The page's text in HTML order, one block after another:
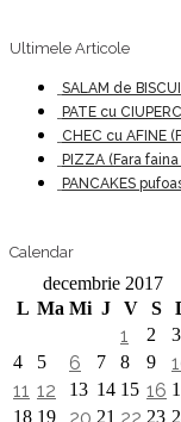
Ultimele Articole
SALAM de
PATE cu
CHEC cu
PIZZA (Fara
PANCAKES
Calendar
decembrie 2017
L Ma Mi J V S
1 2
3
4
5 6 7 8 9
11 12 13 14 15 16
18 19 20 21 22 23